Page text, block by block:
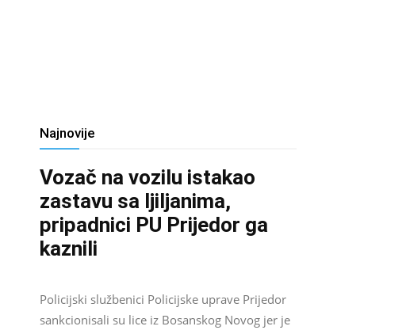
Najnovije
Vozač na vozilu istakao
zastavu sa ljiljanima,
pripadnici PU Prijedor ga
kaznili
Salim D. -
Policijski službenici Policijske uprave Prijedor
sankcionisali su lice iz Bosanskog Novog jer je